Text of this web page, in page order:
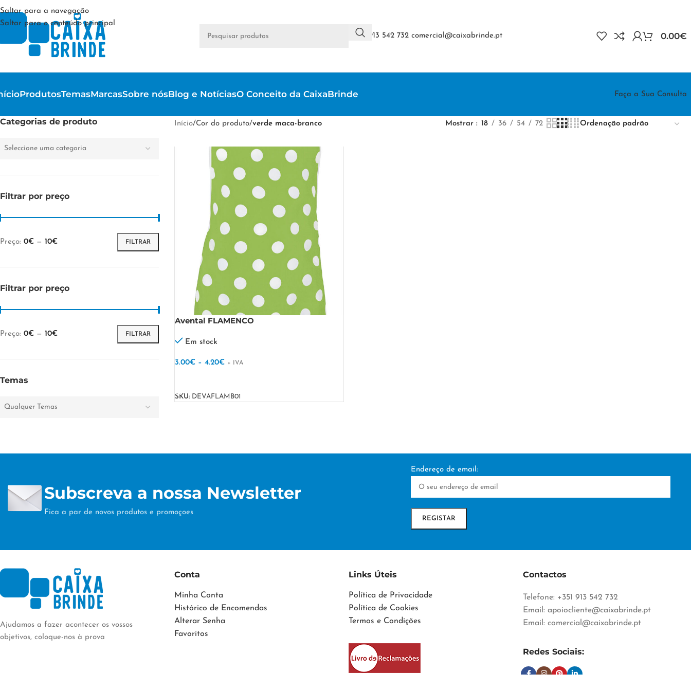
Saltar para a navegação
Saltar para o conteúdo principal
+351 913 542 732 comercial@caixabrinde.pt 0.00€
ProdutosTemasMarcasSobre nósBlog e NotíciasO Conceito da CaixaBrinde Faça a Sua Consulta
Categorias de produto
Seleccione uma categoria
Filtrar por preço
FILTRAR
Preço: 0€ — 10€
Filtrar por preço
FILTRAR
Preço: 0€ — 10€
Temas
Qualquer Temas
Início/Cor do produto/verde maca-branco Mostrar 18 36 54 72
Avental FLAMENCO
Em stock
3.00€ – 4.20€ + IVA
SKU: DEVAFLAMB01
Subscreva a nossa Newsletter
Fica a par de novos produtos e promoçoes
Endereço de email:
Ajudamos a fazer acontecer os vossos
objetivos, coloque-nos à prova
Conta
Minha Conta
Histórico de Encomendas
Alterar Senha
Favoritos
Links Úteis
Política de Privacidade
Política de Cookies
Termos e Condições
Contactos
Telefone: +351 913 542 732
Email: apoiocliente@caixabrinde.pt
Email: comercial@caixabrinde.pt
Redes Sociais: